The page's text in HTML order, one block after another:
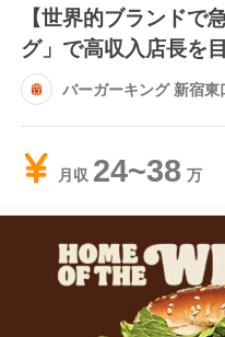
【世界的ブランドで
グ」で高収入店長を
バーガーキング 新宿東
月収 24~38